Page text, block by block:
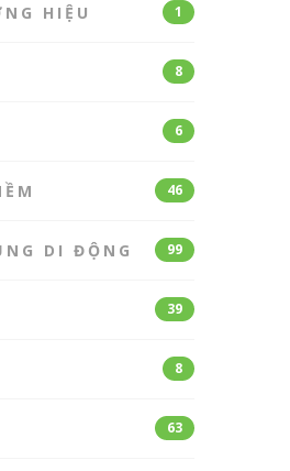
HIỆU 1
8
6
46
DI ĐỘNG 99
39
8
63